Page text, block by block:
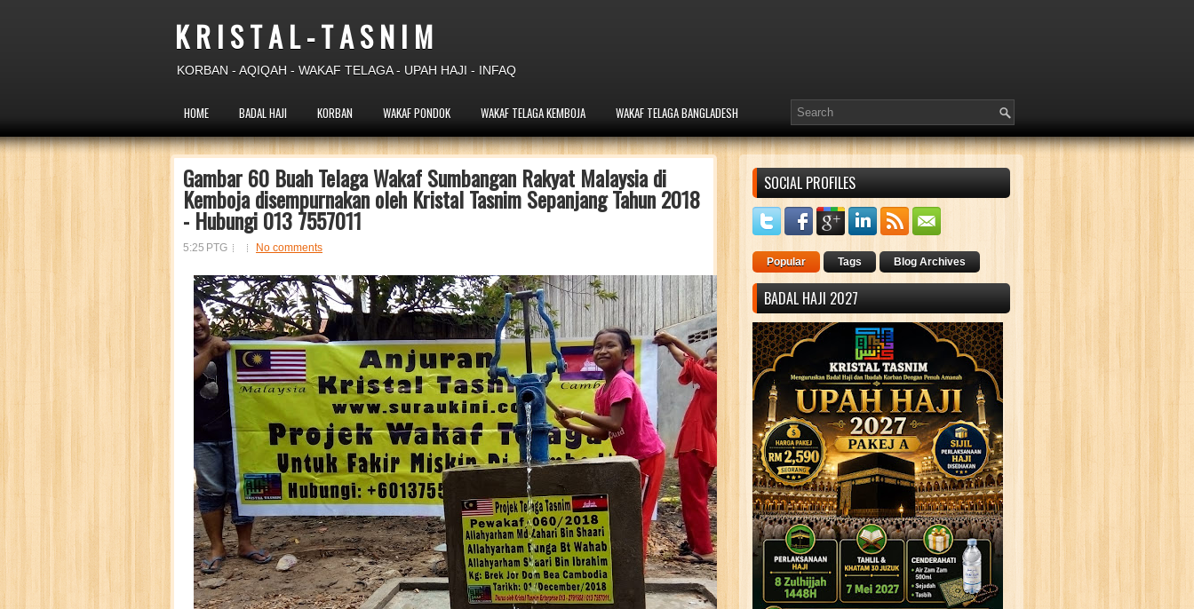
K R I S T A L - T A S N I M
KORBAN - AQIQAH - WAKAF TELAGA - UPAH HAJI - INFAQ
HOME BADAL HAJI KORBAN WAKAF PONDOK WAKAF TELAGA KEMBOJA WAKAF TELAGA BANGLADESH
Gambar 60 Buah Telaga Wakaf Sumbangan Rakyat Malaysia di
Kemboja disempurnakan oleh Kristal Tasnim Sepanjang Tahun 2018
- Hubungi 013 7557011
5:25 PTG No comments
SOCIAL PROFILES
Popular Tags Blog Archives
BADAL HAJI 2027